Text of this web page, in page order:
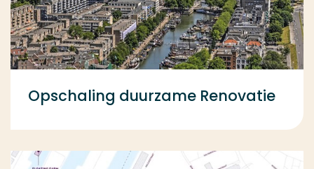
Opschaling duurzame Renovatie